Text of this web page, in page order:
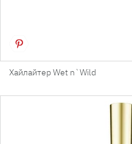
Хайлайтер Wet n`Wild